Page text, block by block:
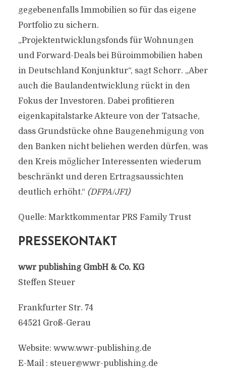
gegebenenfalls Immobilien so für das eigene
Portfolio zu sichern.
„Projektentwicklungsfonds für Wohnungen
und Forward-Deals bei Büroimmobilien haben
in Deutschland Konjunktur“, sagt Schorr. „Aber
auch die Baulandentwicklung rückt in den
Fokus der Investoren. Dabei profitieren
eigenkapitalstarke Akteure von der Tatsache,
dass Grundstücke ohne Baugenehmigung von
den Banken nicht beliehen werden dürfen, was
den Kreis möglicher Interessenten wiederum
beschränkt und deren Ertragsaussichten
deutlich erhöht.“ (DFPA/JF1)
Quelle: Marktkommentar PRS Family Trust
PRESSEKONTAKT
wwr publishing GmbH & Co. KG
Steffen Steuer
Frankfurter Str. 74
64521 Groß-Gerau
Website: www.wwr-publishing.de
E-Mail : steuer@wwr-publishing.de